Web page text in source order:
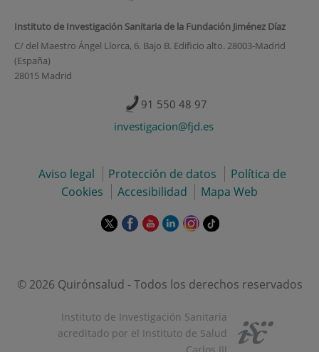
Instituto de Investigación Sanitaria de la Fundación Jiménez Díaz
C/ del Maestro Ángel Llorca, 6. Bajo B. Edificio alto. 28003-Madrid
(España)
28015 Madrid
91 550 48 97
investigacion@fjd.es
Aviso legal Protección de datos
Política de
Cookies
Accesibilidad Mapa Web
Este
en
ventana
nueva.
Este
en
ventana
nueva.
Este
en
ventana
Este
en
ventana
nueva.
Este
en
ventana
nueva.
Enlace
externa.
© 2026 Quirónsalud - Todos los derechos reservados
Instituto de Investigación Sanitaria
acreditado por el Instituto de Salud